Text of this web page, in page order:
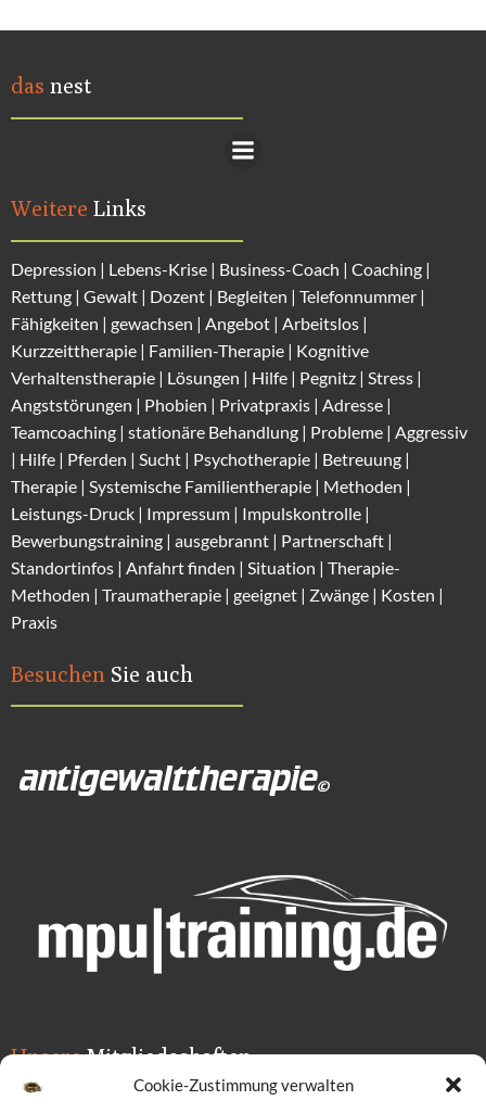
Cookie-Zustimmung verwalten
das nest
Weitere Links
Depression | Lebens-Krise | Business-Coach | Coaching |
Rettung | Gewalt | Dozent | Begleiten | Telefonnummer |
Fähigkeiten | gewachsen | Angebot | Arbeitslos |
Kurzzeittherapie | Familien-Therapie | Kognitive
Verhaltenstherapie | Lösungen | Hilfe | Pegnitz | Stress |
Angststörungen | Phobien | Privatpraxis | Adresse |
Teamcoaching | stationäre Behandlung | Probleme | Aggressiv
| Hilfe | Pferden | Sucht | Psychotherapie | Betreuung |
Therapie | Systemische Familientherapie | Methoden |
Leistungs-Druck | Impressum | Impulskontrolle |
Bewerbungstraining | ausgebrannt | Partnerschaft |
Standortinfos | Anfahrt finden | Situation | Therapie-
Methoden | Traumatherapie | geeignet | Zwänge | Kosten |
Praxis
Besuchen Sie auch
UnsereMitgliedschaften